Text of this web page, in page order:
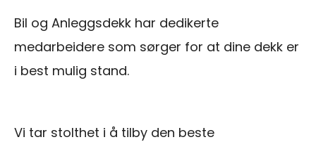
Bil og Anleggsdekk har dedikerte
medarbeidere som sørger for at dine dekk er
i best mulig stand.
Vi tar stolthet i å tilby den beste